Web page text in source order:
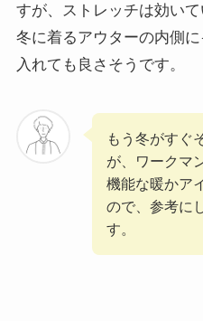
すが、ストレッチは効い
冬に着るアウターの内側
入れても良さそうです。
もう冬がすぐ
が、ワークマ
機能な暖かア
ので、参考に
す。